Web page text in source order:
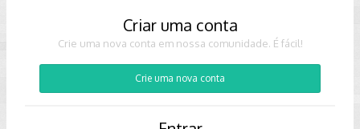
Criar uma conta
Crie uma nova conta em nossa comunidade. É fácil!
Crie uma nova conta